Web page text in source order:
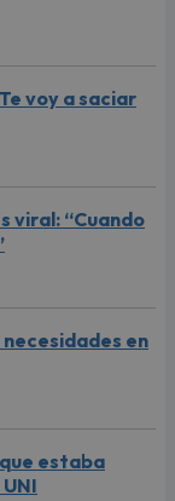
voy a saciar
viral: “Cuando
en
estaba